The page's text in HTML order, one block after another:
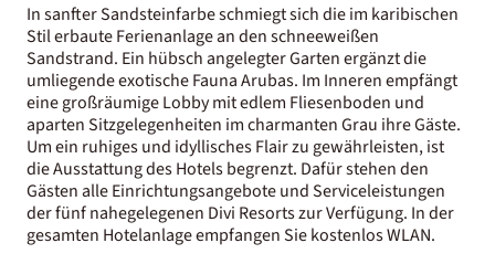
In sanfter Sandsteinfarbe schmiegt sich die im karibischen
Stil erbaute Ferienanlage an den schneeweißen
Sandstrand. Ein hübsch angelegter Garten ergänzt die
umliegende exotische Fauna Arubas. Im Inneren empfängt
eine großräumige Lobby mit edlem Fliesenboden und
aparten Sitzgelegenheiten im charmanten Grau ihre Gäste.
Um ein ruhiges und idyllisches Flair zu gewährleisten, ist
die Ausstattung des Hotels begrenzt. Dafür stehen den
Gästen alle Einrichtungsangebote und Serviceleistungen
der fünf nahegelegenen Divi Resorts zur Verfügung. In der
gesamten Hotelanlage empfangen Sie kostenlos WLAN.